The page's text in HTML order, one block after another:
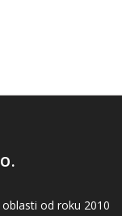
od roku 2010